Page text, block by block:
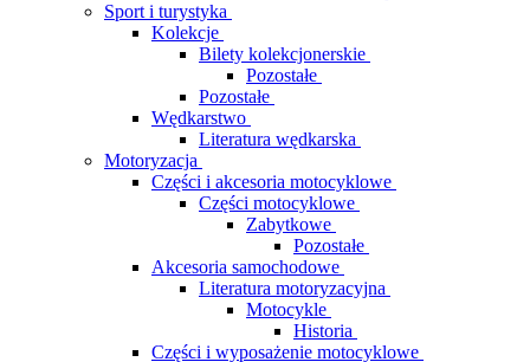
Sport i turystyka
Kolekcje
Bilety kolekcjonerskie
Pozostałe
Pozostałe
Wędkarstwo
Literatura wędkarska
Motoryzacja
Części i akcesoria motocyklowe
Części motocyklowe
Zabytkowe
Pozostałe
Akcesoria samochodowe
Literatura motoryzacyjna
Motocykle
Historia
Części i wyposażenie motocyklowe